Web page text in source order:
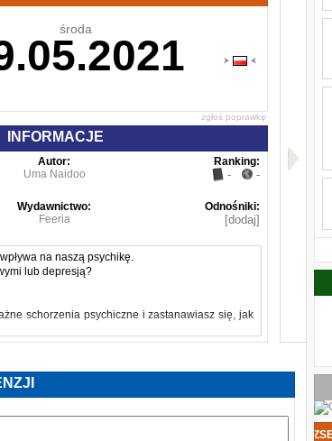
środa
zgłoś poprawkę
INFORMACJE
Autor:
Uma Naidoo
Ranking:
- -
Wydawnictwo:
Feeria
Odnośniki:
[dodaj]
na naszą psychikę.
lub depresją?
schorzenia psychiczne i zastanawiasz się, jak
pacjentom leki, psychologowie kierują ich na
na talerzu.
nad związkiem mikrobioty z mózgiem wykazały
na naszą psychikę, a z kolei nasza kondycja
w tym, co ląduje w naszym żołądku.
MYŚLI, DEPRESJA, ADHD, STANY LĘKOWE,